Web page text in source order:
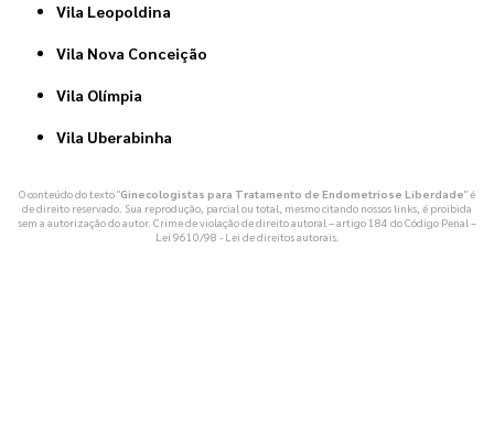
Vila Leopoldina
Vila Nova Conceição
Vila Olímpia
Vila Uberabinha
O conteúdo do texto "Ginecologistas para Tratamento de Endometriose Liberdade" é
de direito reservado. Sua reprodução, parcial ou total, mesmo citando nossos links, é proibida
sem a autorização do autor. Crime de violação de direito autoral – artigo 184 do Código Penal –
Lei 9610/98 - Lei de direitos autorais.